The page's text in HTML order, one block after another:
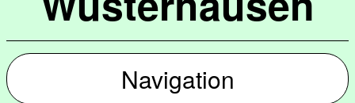
Navigation